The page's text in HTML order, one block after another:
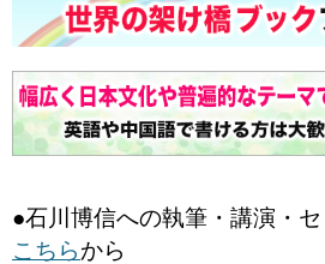
●石川博信への執筆・講演・
こちらから